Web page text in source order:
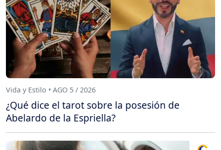
Vida y Estilo • AGO 5 / 2026
¿Qué dice el tarot sobre la posesión de
Abelardo de la Espriella?